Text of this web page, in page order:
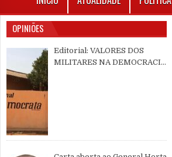
OPINIÕES
Editorial: VALORES DOS
MILITARES NA DEMOCRACIA